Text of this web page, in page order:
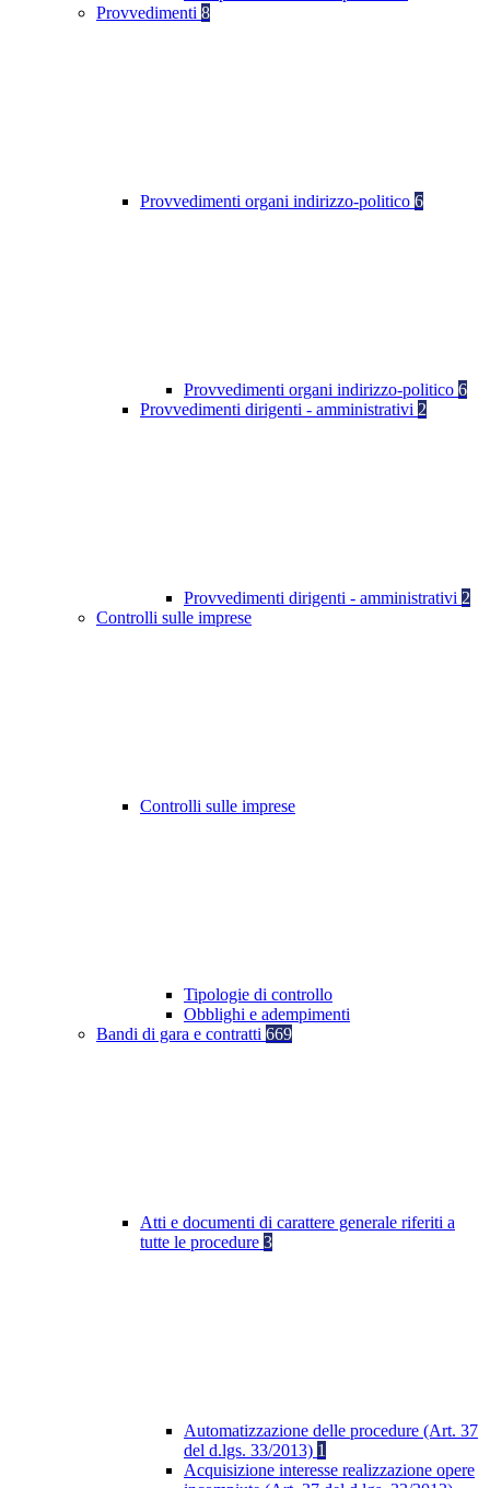
Provvedimenti 8
Provvedimenti organi indirizzo-politico 6
Provvedimenti organi indirizzo-politico 6
Provvedimenti dirigenti - amministrativi 2
Provvedimenti dirigenti - amministrativi 2
Controlli sulle imprese
Controlli sulle imprese
Tipologie di controllo
Obblighi e adempimenti
Bandi di gara e contratti 669
Atti e documenti di carattere generale riferiti a
tutte le procedure 3
Automatizzazione delle procedure (Art. 37
del d.lgs. 33/2013) 1
Acquisizione interesse realizzazione opere